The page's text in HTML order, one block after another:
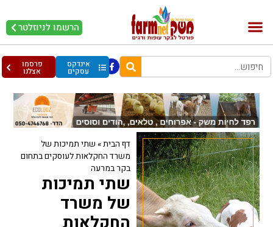
הרשמו לניוזלטר
אינדקס
עסקים
פרסמו
אצלנו
דף הבית» שתי תמיכות של
משרד החקלאות לעוסקים בתחום
בקר במרעה
שתי תמיכות
של משרד